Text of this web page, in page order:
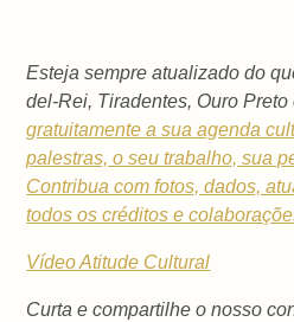
Esteja sempre atualizado do
del-Rei, Tiradentes, Ouro
gratuitamente a sua agenda
palestras, o seu trabalho, sua
Contribua com fotos, dados,
todos os créditos e
Vídeo Atitude Cultural
Curta e compartilhe o nosso